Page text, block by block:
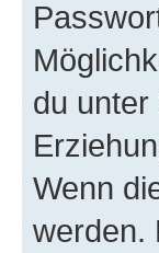
du unter
Wenn
werden.